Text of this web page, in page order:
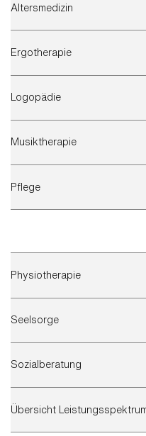
Altersmedizin
Ergotherapie
Logopädie
Musiktherapie
Pflege
Physiotherapie
Seelsorge
Sozialberatung
Übersicht